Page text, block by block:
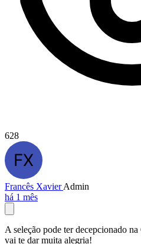
628
Francês XavierAdmin
há 1 mês
A seleção pode ter decepcionado
vai te dar muita alegria!